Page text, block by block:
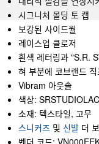
시그니처 몰딩 토 캡
보강된 사이드월
레이스업 클로저
흰색 레터링과 "S.R.
혀 부분에 코브랜드
Vibram 아웃솔
색상:
소재: 텍스타일, 고무
스니커즈 및 신발 더
벤더 코드: